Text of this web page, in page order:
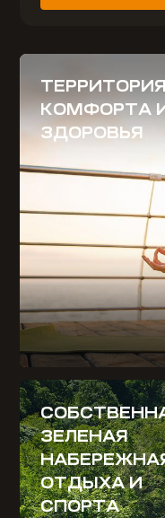
ТЕРРИТОРИЯ
КОМФОРТА
ЗДОРОВЬЯ
ЗЕЛЕНАЯ
ОТДЫХА И
СПОРТА